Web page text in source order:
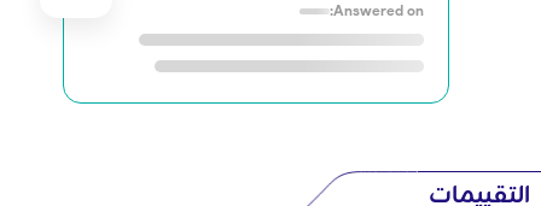
Answered on:
التقييمات